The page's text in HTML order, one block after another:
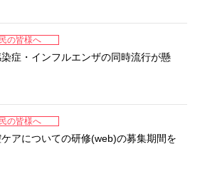
の皆様へ
症・インフルエンザの同時流行が懸
の皆様へ
アについての研修(web)の募集期間を